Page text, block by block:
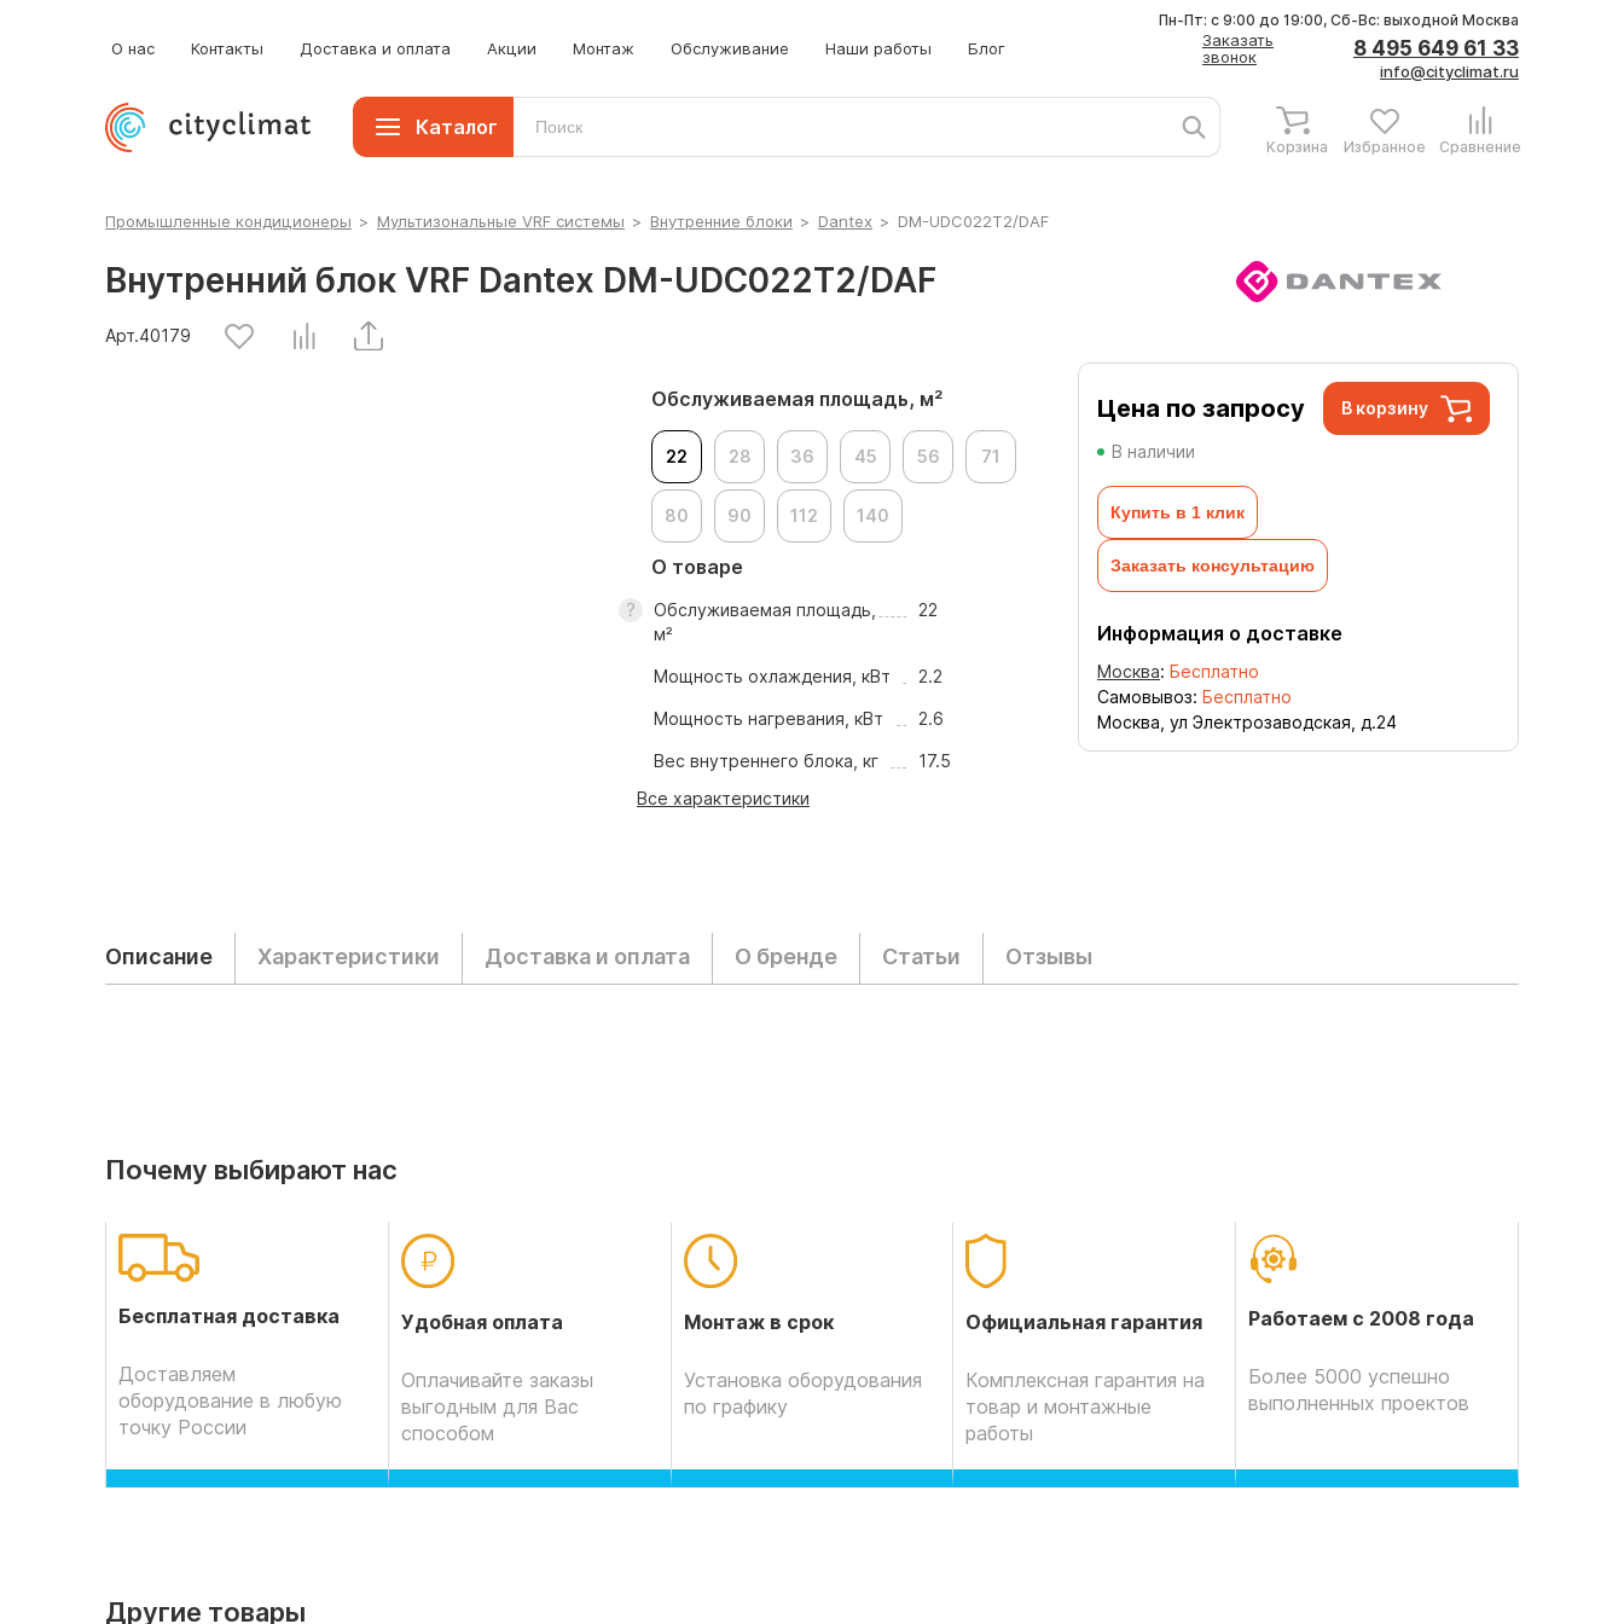
О нас Контакты Доставка и оплата Акции Монтаж Обслуживание Наши работы Блог
Заказать
звонок
8 495 649 61 33
info@cityclimat.ru
Пн-Пт: с 9:00 до 19:00, Сб-Вс: выходной Москва
Каталог
Корзина Избранное Сравнение
Промышленные кондиционеры > Мультизональные VRF системы > Внутренние блоки > Dantex > DM-UDC022T2/DAF
Внутренний блок VRF Dantex DM-UDC022T2/DAF
Арт.40179
Обслуживаемая площадь, м²
22 28 36 45 56 71
80 90 112 140
О товаре
Обслуживаемая площадь,
м²
22
Мощность охлаждения, кВт 2.2
Мощность нагревания, кВт 2.6
Вес внутреннего блока, кг
17.5
Все характеристики
Цена по запросу В корзину
В наличии
Купить в 1 клик
Заказать консультацию
Информация о доставке
Москва: Бесплатно
Самовывоз: Бесплатно
Москва, ул Электрозаводская, д.24
Описание Характеристики Доставка и оплата О бренде Статьи Отзывы
Почему выбирают нас
Бесплатная доставка
Доставляем
оборудование в любую
точку России
Удобная оплата
Оплачивайте заказы
выгодным для Вас
способом
Монтаж в срок
Установка оборудования
по графику
Официальная гарантия
Комплексная гарантия на
товар и монтажные
работы
Работаем с 2008 года
Более 5000 успешно
выполненных проектов
Другие товары